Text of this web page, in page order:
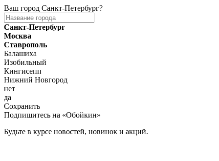
Ваш город Санкт-Петербург?
Санкт-Петербург
Москва
Ставрополь
Балашиха
Изобильный
Кингисепп
Нижний Новгород
нет
да
Сохранить
Подпишитесь на «Обойкин»
Будьте в курсе новостей, новинок и акций.